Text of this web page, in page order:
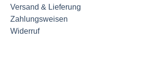
Versand & Lieferung
Zahlungsweisen
Widerruf